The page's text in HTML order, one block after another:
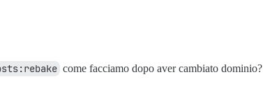
come facciamo dopo aver cambiato dominio?